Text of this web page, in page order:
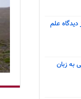
علم
به زبان